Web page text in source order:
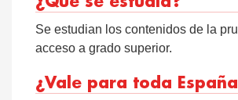
Se estudian los contenidos de la
acceso a grado superior.
¿Vale para toda